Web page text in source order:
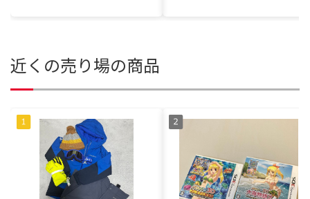
近くの売り場の商品